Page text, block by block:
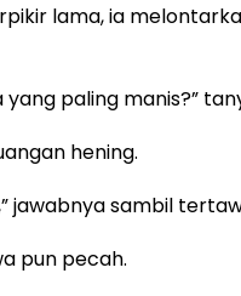
lama, ia
yang paling manis?”
hening.
jawabnya sambil
pun pecah.